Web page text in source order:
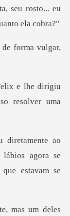
ta, seu rosto... eu
de forma vulgar,
x e lhe dirigiu
agora se